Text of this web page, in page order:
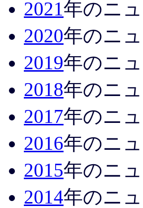
2021年のニ
2020年のニ
2019年のニ
2018年のニ
2017年のニ
2016年のニ
2015年のニ
2014年のニ